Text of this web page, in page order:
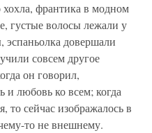
франтика в модном
густые волосы лежали у
эспаньолка довершали
совсем другое
он говорил,
и любовь ко всем; когда
то сейчас изображалось в
то не внешнему.